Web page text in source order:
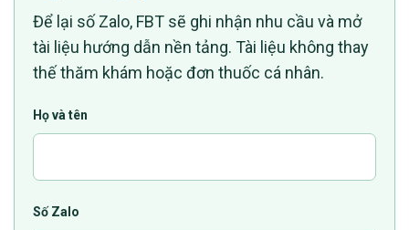
Để lại số Zalo, FBT sẽ ghi nhận nhu cầu và mở
tài liệu hướng dẫn nền tảng. Tài liệu không thay
thế thăm khám hoặc đơn thuốc cá nhân.
Họ và tên
Số Zalo